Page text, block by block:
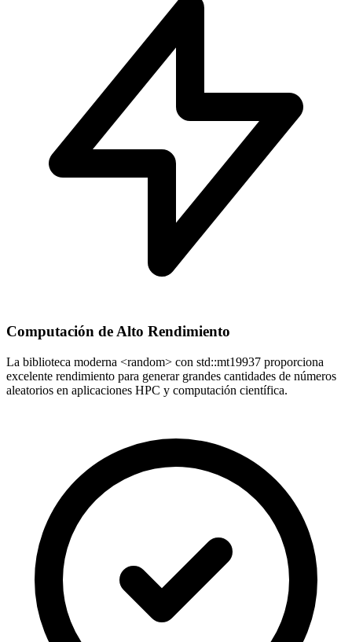
Computación de Alto Rendimiento
La biblioteca moderna <random> con std::mt19937 proporciona
excelente rendimiento para generar grandes cantidades de números
aleatorios en aplicaciones HPC y computación científica.